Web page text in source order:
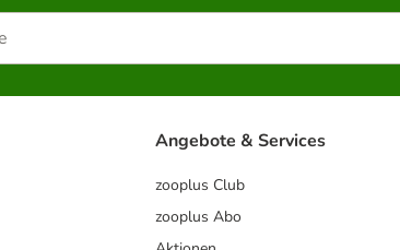
Angebote & Services
zooplus Club
zooplus Abo